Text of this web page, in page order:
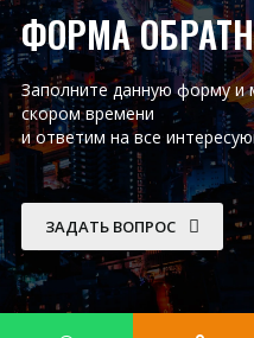
ФОРМА
Заполните данную форму и
скором времени
и ответим на все
ЗАДАТЬ ВОПРОС